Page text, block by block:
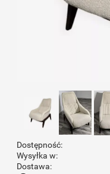
Dostępność:
Wysyłka w:
Dostawa: